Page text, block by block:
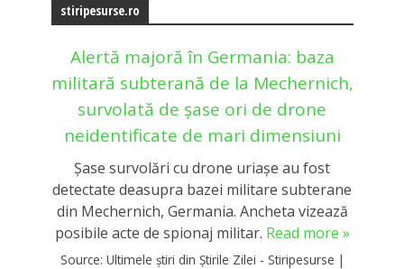
stiripesurse.ro
Alertă majoră în Germania: baza
militară subterană de la Mechernich,
survolată de șase ori de drone
neidentificate de mari dimensiuni
Şase survolări cu drone uriașe au fost
detectate deasupra bazei militare subterane
din Mechernich, Germania. Ancheta vizează
posibile acte de spionaj militar. Read more »
Source: Ultimele știri din Știrile Zilei - Stiripesurse |